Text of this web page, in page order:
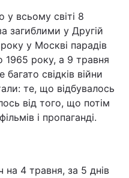
у всьому світі 8
загиблими у Другій
у Москві парадів
1965 року, а 9 травня
свідків війни
те, що відбувалось
від того, що потім
і пропаганді.
на 4 травня, за 5 днів